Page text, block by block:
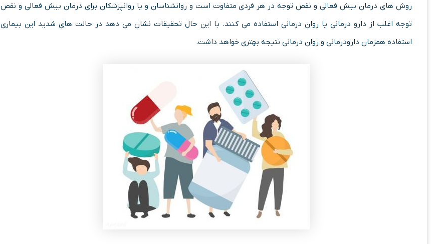
روش های درمان بیش فعالی و نقص توجه در هر فردی متفاوت است و روانشناسان و یا روانپزشکان برای درمان بیش فعالی و نقص
توجه اغلب از دارو درمانی یا روان درمانی استفاده می کنند. با این حال تحقیقات نشان می دهد در حالت های شدید این بیماری
استفاده همزمان دارودرمانی و روان درمانی نتیجه بهتری خواهد داشت.